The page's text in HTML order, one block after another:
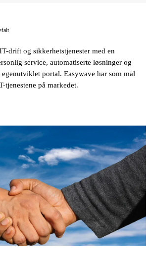
drift og sikkerhetstjenester med en
service, automatiserte løsninger og
portal. Easywave har som mål
tjenestene på markedet.